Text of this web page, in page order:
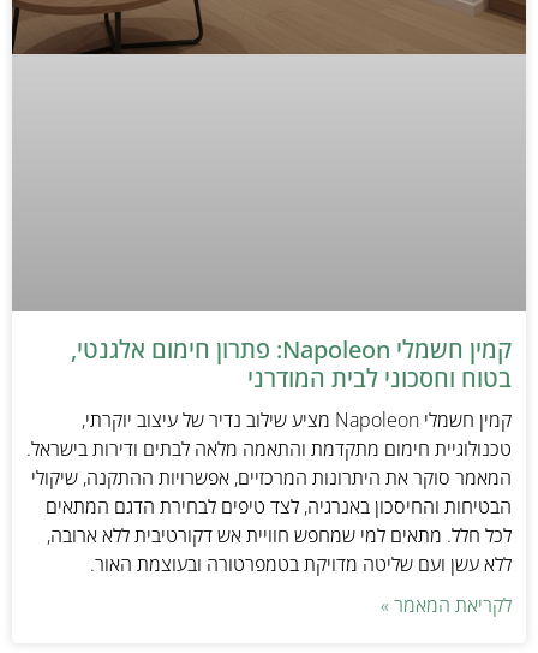
קמין חשמלי Napoleon: פתרון חימום אלגנטי,
בטוח וחסכוני לבית המודרני
קמין חשמלי Napoleon מציע שילוב נדיר של עיצוב יוקרתי,
טכנולוגיית חימום מתקדמת והתאמה מלאה לבתים ודירות בישראל.
המאמר סוקר את היתרונות המרכזיים, אפשרויות ההתקנה, שיקולי
הבטיחות והחיסכון באנרגיה, לצד טיפים לבחירת הדגם המתאים
לכל חלל. מתאים למי שמחפש חוויית אש דקורטיבית ללא ארובה,
ללא עשן ועם שליטה מדויקת בטמפרטורה ובעוצמת האור.
לקריאת המאמר »